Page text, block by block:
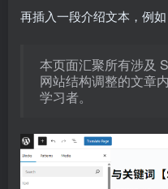
再插入一段介绍文本，例如
本页面汇聚所有涉及
网站结构调整的文章
学习者。